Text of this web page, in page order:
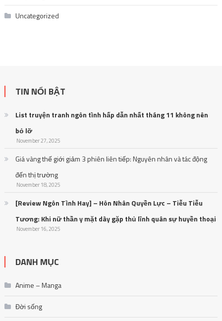
Uncategorized
TIN NỔI BẬT
List truyện tranh ngôn tình hấp dẫn nhất tháng 11 không nên
bỏ lỡ
November 27, 2025
Giá vàng thế giới giảm 3 phiên liên tiếp: Nguyên nhân và tác động
đến thị trường
November 18, 2025
[Review Ngôn Tình Hay] – Hôn Nhân Quyền Lực – Tiễu Tiễu
Tương: Khi nữ thần y mặt dày gặp thủ lĩnh quân sự huyền thoại
November 16, 2025
DANH MỤC
Anime – Manga
Đời sống